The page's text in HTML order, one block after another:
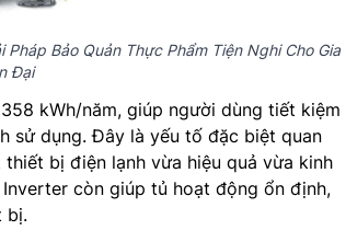
Bảo Quản Thực Phẩm Tiện Nghi Cho Gia
Đại
kWh/năm, giúp người dùng tiết kiệm
sử dụng. Đây là yếu tố đặc biệt quan
bị điện lạnh vừa hiệu quả vừa kinh
còn giúp tủ hoạt động ổn định,
bị.